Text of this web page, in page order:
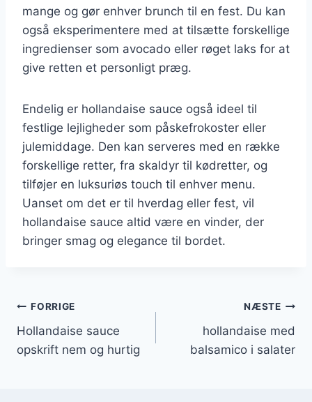
mange og gør enhver brunch til en fest. Du kan
også eksperimentere med at tilsætte forskellige
ingredienser som avocado eller røget laks for at
give retten et personligt præg.
Endelig er hollandaise sauce også ideel til
festlige lejligheder som påskefrokoster eller
julemiddage. Den kan serveres med en række
forskellige retter, fra skaldyr til kødretter, og
tilføjer en luksuriøs touch til enhver menu.
Uanset om det er til hverdag eller fest, vil
hollandaise sauce altid være en vinder, der
bringer smag og elegance til bordet.
Indlægsnavigation
FORRIGE
Hollandaise sauce
opskrift nem og hurtig
NÆSTE
hollandaise med
balsamico i salater